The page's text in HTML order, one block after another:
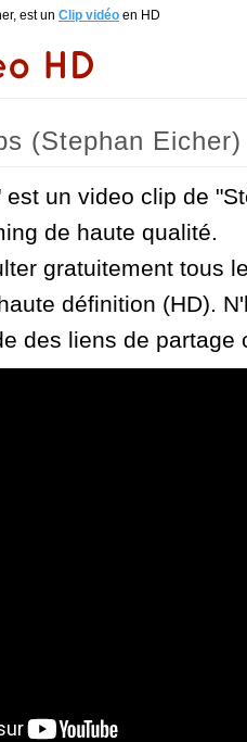
est un Clip vidéo en HD
(Stephan Eicher)
un video clip de
de haute qualité.
gratuitement tous
définition (HD).
des liens de partage